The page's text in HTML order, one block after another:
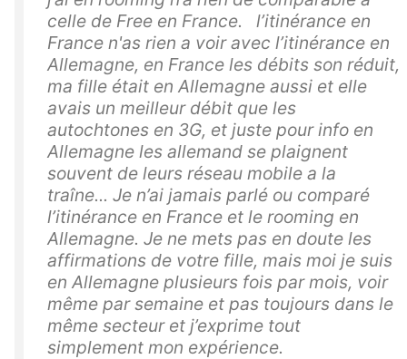
celle de Free en France. l’itinérance en
France n'as rien a voir avec l’itinérance en
Allemagne, en France les débits son réduit,
ma fille était en Allemagne aussi et elle
avais un meilleur débit que les
autochtones en 3G, et juste pour info en
Allemagne les allemand se plaignent
souvent de leurs réseau mobile a la
traîne... Je n’ai jamais parlé ou comparé
l’itinérance en France et le rooming en
Allemagne. Je ne mets pas en doute les
affirmations de votre fille, mais moi je suis
en Allemagne plusieurs fois par mois, voir
même par semaine et pas toujours dans le
même secteur et j’exprime tout
simplement mon expérience.